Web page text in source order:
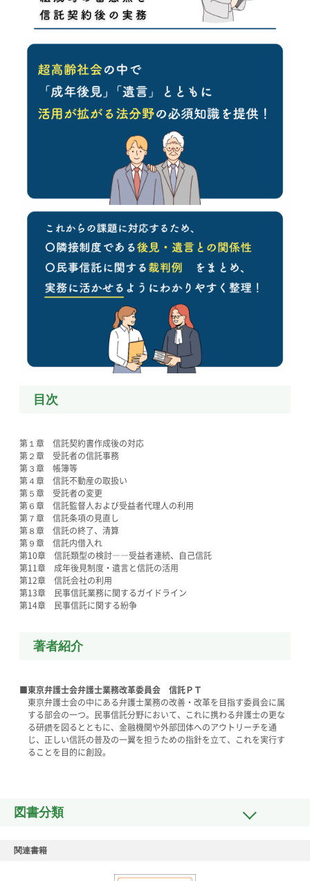
目次
第１章 信託契約書作成後の対応
第２章 受託者の信託事務
第３章 帳簿等
第４章 信託不動産の取扱い
第５章 受託者の変更
第６章 信託監督人および受益者代理人の利用
第７章 信託条項の見直し
第８章 信託の終了、清算
第９章 信託内借入れ
第10章 信託類型の検討――受益者連続、自己信託
第11章 成年後見制度・遺言と信託の活用
第12章 信託会社の利用
第13章 民事信託業務に関するガイドライン
第14章 民事信託に関する紛争
著者紹介
■東京弁護士会弁護士業務改革委員会 信託ＰＴ
東京弁護士会の中にある弁護士業務の改善・改革を目指す委員会に属
する部会の一つ。民事信託分野において、これに携わる弁護士の更な
る研鑽を図るとともに、金融機関や外部団体へのアウトリーチを通
じ、正しい信託の普及の一翼を担うための指針を立て、これを実行す
ることを目的に創設。
図書分類
関連書籍